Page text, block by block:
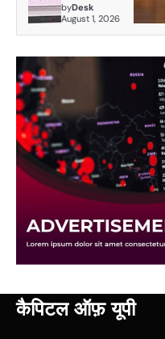
byDesk
August 1, 2026
कैपिटल ऑफ़ यूपी